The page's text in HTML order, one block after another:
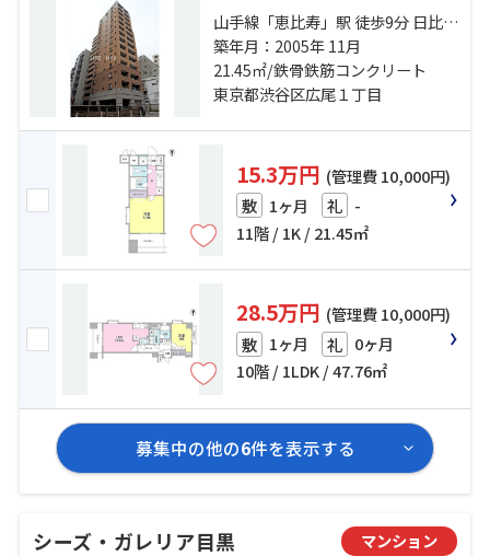
山手線「恵比寿」駅 徒歩9分 日比谷
線「広尾」駅 徒歩11分 東急東横線
「代官山」駅 徒歩20分
築年月：2005年 11月
21.45㎡/鉄骨鉄筋コンクリート
東京都渋谷区広尾１丁目
15.3万円 (管理費 10,000円)
敷 1ヶ月 礼 -
11階 / 1K / 21.45㎡
28.5万円 (管理費 10,000円)
敷 1ヶ月 礼 0ヶ月
10階 / 1LDK / 47.76㎡
募集中の他の6件を表示する
シーズ・ガレリア目黒 マンション